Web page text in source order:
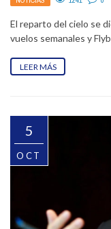
El reparto del cielo se
vuelos semanales y
LEER MÁS
5
OCT